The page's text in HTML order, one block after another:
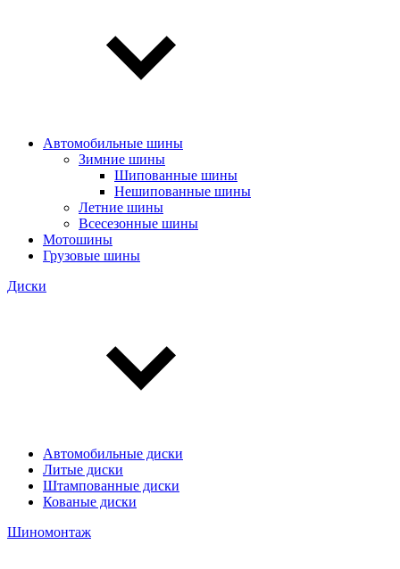
Автомобильные шины
Зимние шины
Шипованные шины
Нешипованные шины
Летние шины
Всесезонные шины
Мотошины
Грузовые шины
Диски
Автомобильные диски
Литые диски
Штампованные диски
Кованые диски
Шиномонтаж